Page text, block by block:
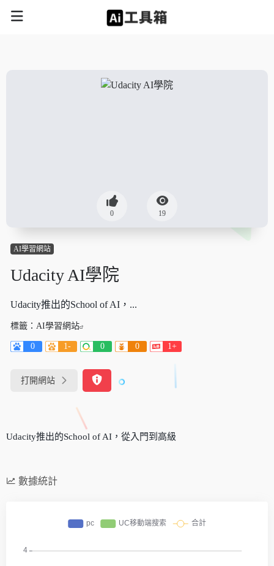
0 19
AI學習網站
Udacity AI學院
Udacity推出的School of AI，...
標籤： AI學習網站
0 1- 0 0 1+
打開網站
Udacity推出的School of AI，從入門到高級
數據統計